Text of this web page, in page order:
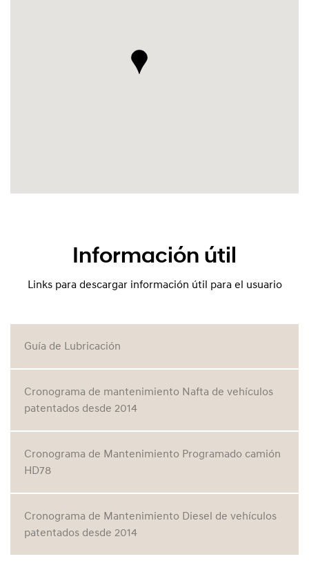
Información útil
Links para descargar información útil para el usuario
Guía de Lubricación
Cronograma de mantenimiento Nafta de vehículos
patentados desde 2014
Cronograma de Mantenimiento Programado camión
HD78
Cronograma de Mantenimiento Diesel de vehículos
patentados desde 2014